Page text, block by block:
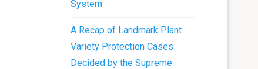
System
A Recap of Landmark Plant
Variety Protection Cases
Decided by the Supreme